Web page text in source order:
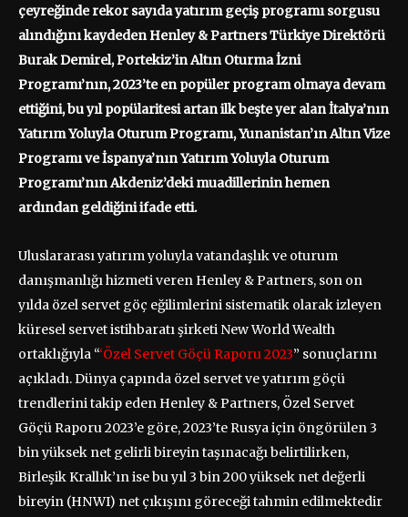
çeyreğinde rekor sayıda yatırım geçiş programı sorgusu
alındığını kaydeden Henley & Partners Türkiye Direktörü
Burak Demirel, Portekiz’in Altın Oturma İzni
Programı’nın, 2023’te en popüler program olmaya devam
ettiğini, bu yıl popülaritesi artan ilk beşte yer alan İtalya’nın
Yatırım Yoluyla Oturum Programı, Yunanistan’ın Altın Vize
Programı ve İspanya’nın Yatırım Yoluyla Oturum
Programı’nın Akdeniz’deki muadillerinin hemen
ardından geldiğini ifade etti.
Uluslararası yatırım yoluyla vatandaşlık ve oturum
danışmanlığı hizmeti veren Henley & Partners, son on
yılda özel servet göç eğilimlerini sistematik olarak izleyen
küresel servet istihbaratı şirketi New World Wealth
ortaklığıyla “‘Özel Servet Göçü Raporu 2023” sonuçlarını
açıkladı. Dünya çapında özel servet ve yatırım göçü
trendlerini takip eden Henley & Partners, Özel Servet
Göçü Raporu 2023’e göre, 2023’te Rusya için öngörülen 3
bin yüksek net gelirli bireyin taşınacağı belirtilirken,
Birleşik Krallık’ın ise bu yıl 3 bin 200 yüksek net değerli
bireyin (HNWI) net çıkışını göreceği tahmin edilmektedir